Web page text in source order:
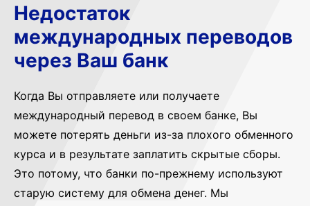
Недостаток
международных переводов
через Ваш банк
Когда Вы отправляете или получаете
международный перевод в своем банке, Вы
можете потерять деньги из-за плохого обменного
курса и в результате заплатить скрытые сборы.
Это потому, что банки по-прежнему используют
старую систему для обмена денег. Мы